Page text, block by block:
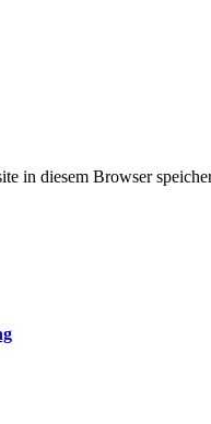
in diesem Browser